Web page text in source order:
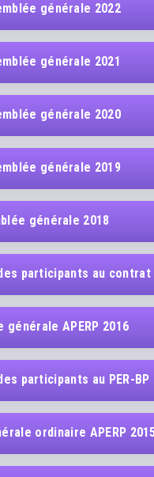
générale 2022
générale 2021
générale 2020
générale 2019
générale 2018
au contrat Solution PERP
APERP 2016
participants au PER-BP
ordinaire APERP